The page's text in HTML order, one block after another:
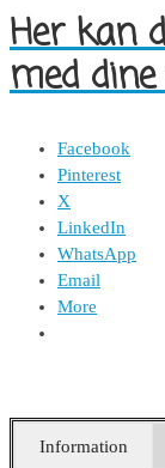
Her kan
med
Facebook
Pinterest
X
LinkedIn
WhatsApp
Email
More
Information